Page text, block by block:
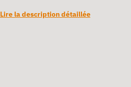
Lire la description détaillée